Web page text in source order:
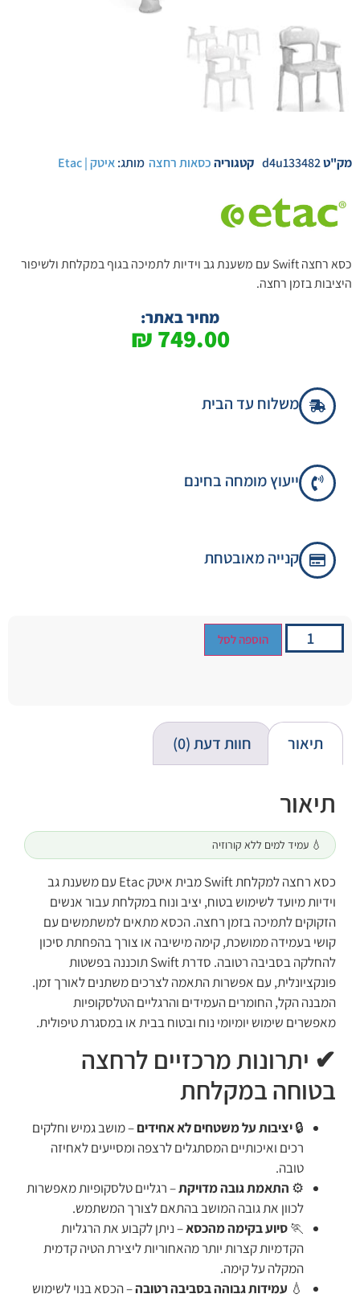
מק"טd4u133482 קטגוריהכסאות רחצה מותג:איטק | Etac
כסא רחצה Swift עם משענת גב וידיות לתמיכה בגוף במקלחת ולשיפור
היציבות בזמן רחצה.
מחיר באתר:
749.00
₪
משלוח עד הבית
ייעוץ מומחה בחינם
קנייה מאובטחת
הוספה לסל
תיאור חוות דעת (0)
תיאור
💧 עמיד למים ללא קורוזיה
כסא רחצה למקלחת Swift מבית איטק Etac עם משענת גב
וידיות מיועד לשימוש בטוח, יציב ונוח במקלחת עבור אנשים
הזקוקים לתמיכה בזמן רחצה. הכסא מתאים למשתמשים עם
קושי בעמידה ממושכת, קימה מישיבה או צורך בהפחתת סיכון
להחלקה בסביבה רטובה. סדרת Swift תוכננה בפשטות
פונקציונלית, עם אפשרות התאמה לצרכים משתנים לאורך זמן.
המבנה הקל, החומרים העמידים והרגליים הטלסקופיות
מאפשרים שימוש יומיומי נוח ובטוח בבית או במסגרת טיפולית.
✔ יתרונות מרכזיים לרחצה
בטוחה במקלחת
🔒יציבות על משטחים לא אחידים– מושב גמיש וחלקים
רכים ואיכותיים המסתגלים לרצפה ומסייעים לאחיזה
טובה.
⚙️ התאמת גובה מדויקת– רגליים טלסקופיות מאפשרות
לכוון את גובה המושב בהתאם לצורך המשתמש.
🏃סיוע בקימה מהכסא– ניתן לקבוע את הרגליות
הקדמיות קצרות יותר מהאחוריות ליצירת הטיה קדמית
המקלה על קימה.
💧 עמידות גבוהה בסביבה רטובה– הכסא בנוי לשימוש